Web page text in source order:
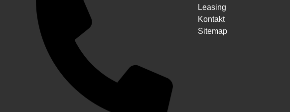
Leasing
Kontakt
Sitemap